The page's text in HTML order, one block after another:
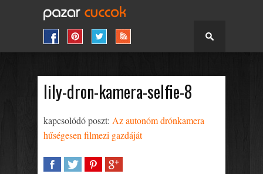
lily-dron-kamera-selfie-8
kapcsolódó poszt: Az autonóm drónkamera
hűségesen filmezi gazdáját